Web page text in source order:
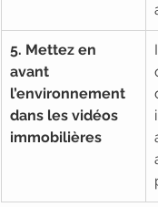
5. Mettez en
avant
l’environnement
dans les vidéos
immobilières